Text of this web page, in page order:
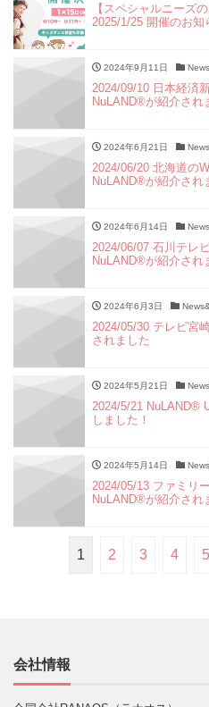
【スペシャルニーズ
2025/1/25 開催のお知
2024年9月11日
2024/09/10 日本経済
NuLAND®が紹介され
2024年6月21日
2024/06/20 北海道の
NuLAND®︎が紹介され
2024年6月14日
2024/06/07 石川テレ
NuLAND®︎が紹介され
2024年6月3日
2024/05/30 テレビ宮
されました
2024年5月21日
2024/5/21 NuLAND®︎
しました！
2024年5月14日
2024/05/13 ファミリ
NuLAND®︎が紹介され
1 2 3 4 5
会社情報